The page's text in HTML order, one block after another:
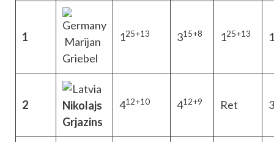
1
Marijan
Griebel
125+13 315+8 125+13 1
2
Nikolajs
Grjazins
412+10 412+9 Ret 3